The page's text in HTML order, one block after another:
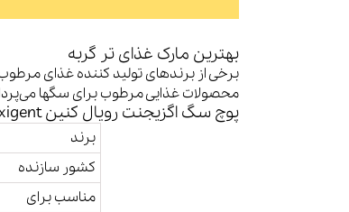
بهترین مارک غذای تر گربه
برخی از برندهای تولید کننده غذای
محصولات غذایی مرطوب برای سگها
پوچ سگ اگزیجنت رویال کنین Royal Canin Dog Exigent وزن 85 گرم
برند
کشور سازنده
مناسب برای